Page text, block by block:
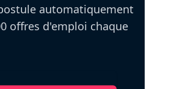
automatiquement
offres d'emploi chaque